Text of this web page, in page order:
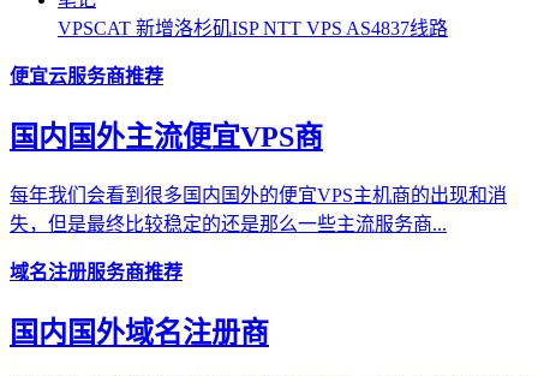
VPSCAT 新增洛杉矶ISP NTT VPS AS4837线路
便宜云服务商推荐
国内国外主流便宜VPS商
每年我们会看到很多国内国外的便宜VPS主机商的出现和消
失，但是最终比较稳定的还是那么一些主流服务商...
域名注册服务商推荐
国内国外域名注册商